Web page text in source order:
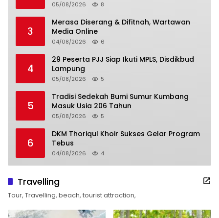
05/08/2026 8
3
Merasa Diserang & Difitnah, Wartawan
Media Online
04/08/2026 6
4
29 Peserta PJJ Siap Ikuti MPLS, Disdikbud
Lampung
05/08/2026 5
5
Tradisi Sedekah Bumi Sumur Kumbang
Masuk Usia 206 Tahun
05/08/2026 5
6
DKM Thoriqul Khoir Sukses Gelar Program
Tebus
04/08/2026 4
Travelling
Tour, Travelling, beach, tourist attraction,